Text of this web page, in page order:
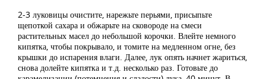
2-3 луковицы очистите, нарежьте перьями, присыпьте
щепоткой сахара и обжарьте на сковороде на смеси
растительных масел до небольшой корочки. Влейте немного
кипятка, чтобы покрывало, и томите на медленном огне, без
крышки до испарения влаги. Далее, лук опять начнет жариться,
снова долейте кипятка и т.д. несколько раз. Готовьте до